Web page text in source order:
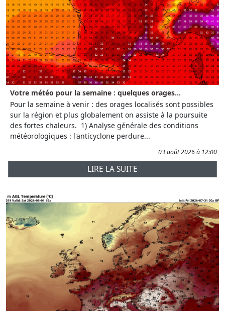
Votre météo pour la semaine : quelques orages...
Pour la semaine à venir : des orages localisés sont possibles
sur la région et plus globalement on assiste à la poursuite
des fortes chaleurs. 1) Analyse générale des conditions
météorologiques : l'anticyclone perdure...
03 août 2026 à 12:00
LIRE LA SUITE